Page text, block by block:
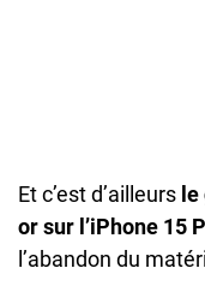
Et c’est d’ailleurs
or sur l’iPhone 15
l’abandon du